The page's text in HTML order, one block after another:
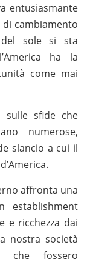
entusiasmante
di cambiamento
sole si sta
ha la
come mai
sulle sfide che
numerose,
slancio a cui il
affronta una
e ricchezza dai
nostra società
che fossero